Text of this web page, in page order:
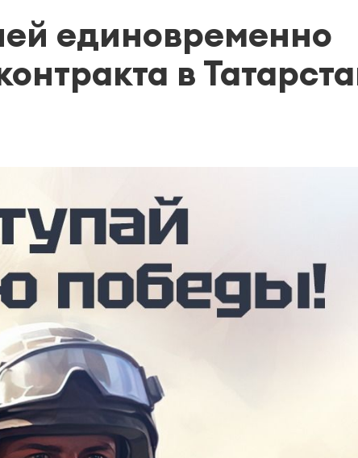
единовременно
в